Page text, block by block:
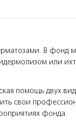
В фонд
или
помощь двух
свои
фонда.